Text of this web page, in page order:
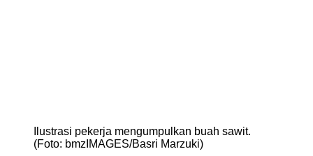
Ilustrasi pekerja mengumpulkan buah sawit.
(Foto: bmzIMAGES/Basri Marzuki)